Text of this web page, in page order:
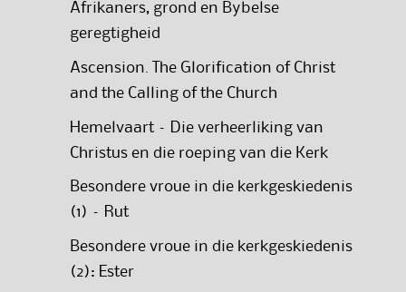
Afrikaners, grond en Bybelse
geregtigheid
Ascension. The Glorification of Christ
and the Calling of the Church
Hemelvaart – Die verheerliking van
Christus en die roeping van die Kerk
Besondere vroue in die kerkgeskiedenis
(1) – Rut
Besondere vroue in die kerkgeskiedenis
(2): Ester